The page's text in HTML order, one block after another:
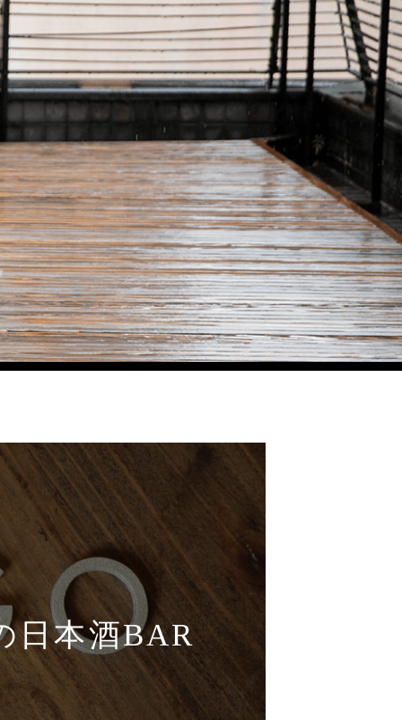
予約
reservation
アクセス
access
Language
日本酒BAR